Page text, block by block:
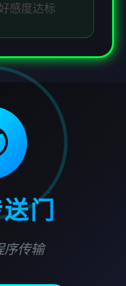
感度达标
门
序传输